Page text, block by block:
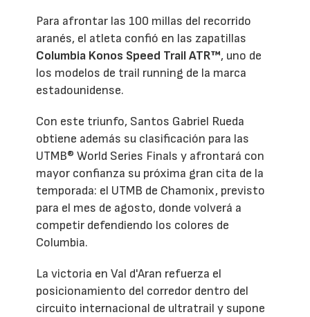
Para afrontar las 100 millas del recorrido
aranés, el atleta confió en las zapatillas
Columbia Konos Speed Trail ATR™, uno de
los modelos de trail running de la marca
estadounidense.
Con este triunfo, Santos Gabriel Rueda
obtiene además su clasificación para las
UTMB® World Series Finals y afrontará con
mayor confianza su próxima gran cita de la
temporada: el UTMB de Chamonix, previsto
para el mes de agosto, donde volverá a
competir defendiendo los colores de
Columbia.
La victoria en Val d'Aran refuerza el
posicionamiento del corredor dentro del
circuito internacional de ultratrail y supone